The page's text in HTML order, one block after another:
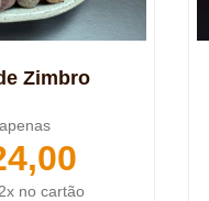
Zimbro
no cartão